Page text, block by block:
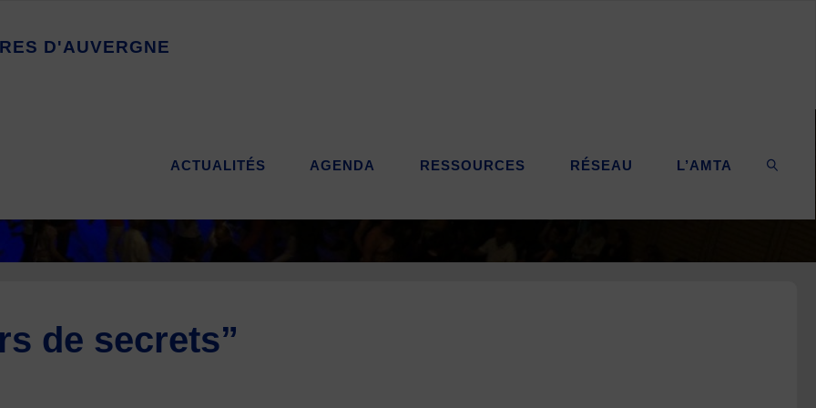
RES D'AUVERGNE
ACTUALITÉS AGENDA RESSOURCES RÉSEAU L’AMTA
de secrets”